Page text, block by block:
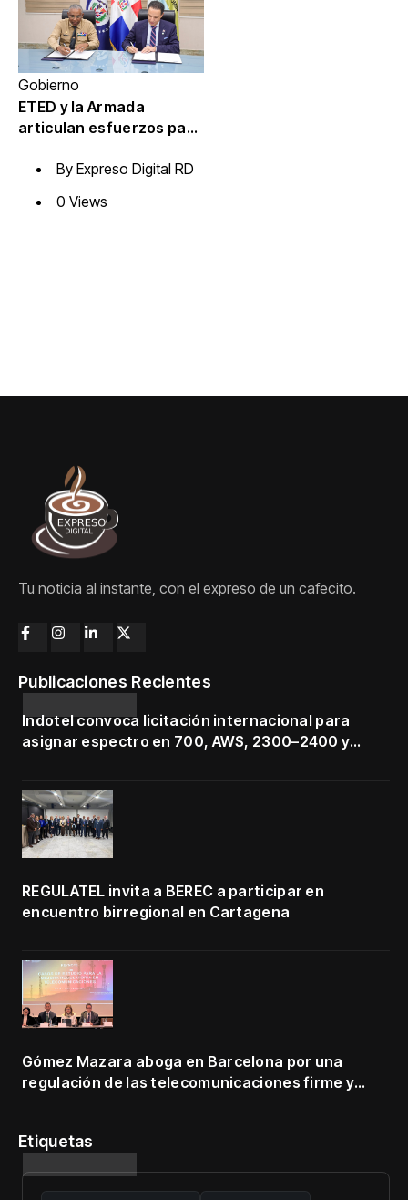
Gobierno
ETED y la Armada
articulan esfuerzos para
de Transmisión Eléctrica
By Expreso Digital RD
0 Views
Tu noticia al instante, con el expreso de un cafecito.
Publicaciones Recientes
Indotel convoca licitación internacional para
asignar espectro en 700, AWS, 2300–2400 y
REGULATEL invita a BEREC a participar en
encuentro birregional en Cartagena
Gómez Mazara aboga en Barcelona por una
regulación de las telecomunicaciones firme y
Etiquetas